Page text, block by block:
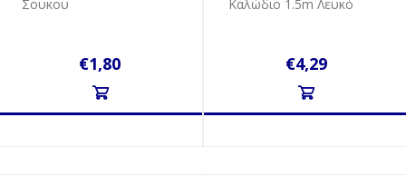
Σουκου
€1,80
Καλώδιο 1.5m Λευκό
€4,29